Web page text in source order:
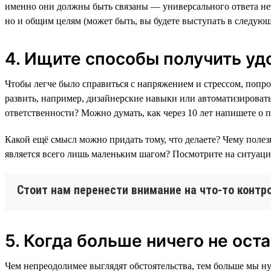
именно они должны быть связаны — универсального ответа
но и общим целям (может быть, вы будете выступать в
4. Ищите способы получить
Чтобы легче было справиться с напряжением и стрессом,
развить, например, дизайнерские навыки или
ответственности? Можно думать, как через 10 лет напишете
Какой ещё смысл можно придать тому, что делаете? Чему
является всего лишь маленьким шагом? Посмотрите на
Стоит нам перенести внимание на что-то
5. Когда больше ничего не
Чем непреодолимее выглядят обстоятельства, тем больше мы